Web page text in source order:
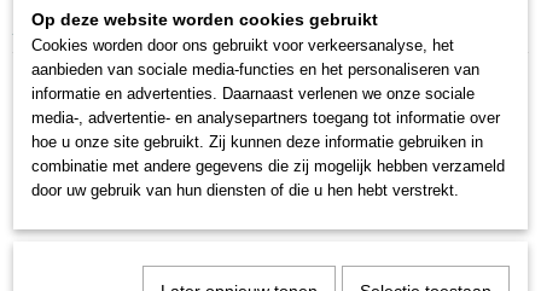
Home>papier>tekenpapier
papier
aquarelpapier
drafting film
Op deze website worden cookies gebruikt
Cookies worden door ons gebruikt voor verkeersanalyse, het
aanbieden van sociale media-functies en het personaliseren van
informatie en advertenties. Daarnaast verlenen we onze sociale
media-, advertentie- en analysepartners toegang tot informatie over
hoe u onze site gebruikt. Zij kunnen deze informatie gebruiken in
combinatie met andere gegevens die zij mogelijk hebben verzameld
door uw gebruik van hun diensten of die u hen hebt verstrekt.